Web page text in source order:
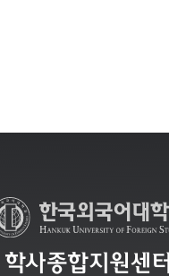
학사종합지원센터